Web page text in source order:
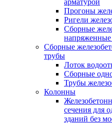
арматурой
Прогоны
Ригели
Сборные
напряженные
Сборные
трубы
Лоток
Сборные
Трубы
Колонны
сечения для
зданий без